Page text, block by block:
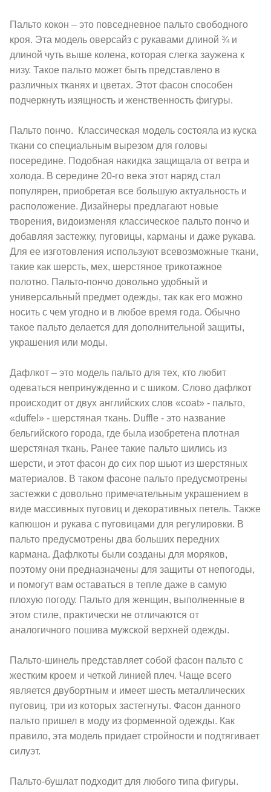
Пальто кокон – это повседневное пальто свободного
кроя. Эта модель оверсайз с рукавами длиной ¾ и
длиной чуть выше колена, которая слегка заужена к
низу. Такое пальто может быть представлено в
различных тканях и цветах. Этот фасон способен
подчеркнуть изящность и женственность фигуры.
Пальто пончо. Классическая модель состояла из куска
ткани со специальным вырезом для головы
посередине. Подобная накидка защищала от ветра и
холода. В середине 20-го века этот наряд стал
популярен, приобретая все большую актуальность и
расположение. Дизайнеры предлагают новые
творения, видоизменяя классическое пальто пончо и
добавляя застежку, пуговицы, карманы и даже рукава.
Для ее изготовления используют всевозможные ткани,
такие как шерсть, мех, шерстяное трикотажное
полотно. Пальто-пончо довольно удобный и
универсальный предмет одежды, так как его можно
носить с чем угодно и в любое время года. Обычно
такое пальто делается для дополнительной защиты,
украшения или моды.
Дафлкот – это модель пальто для тех, кто любит
одеваться непринужденно и с шиком. Слово дафлкот
происходит от двух английских слов «coat» - пальто,
«duffel» - шерстяная ткань. Duffle - это название
бельгийского города, где была изобретена плотная
шерстяная ткань. Ранее такие пальто шились из
шерсти, и этот фасон до сих пор шьют из шерстяных
материалов. В таком фасоне пальто предусмотрены
застежки с довольно примечательным украшением в
виде массивных пуговиц и декоративных петель. Также
капюшон и рукава с пуговицами для регулировки. В
пальто предусмотрены два больших передних
кармана. Дафлкоты были созданы для моряков,
поэтому они предназначены для защиты от непогоды,
и помогут вам оставаться в тепле даже в самую
плохую погоду. Пальто для женщин, выполненные в
этом стиле, практически не отличаются от
аналогичного пошива мужской верхней одежды.
Пальто-шинель представляет собой фасон пальто с
жестким кроем и четкой линией плеч. Чаще всего
является двубортным и имеет шесть металлических
пуговиц, три из которых застегнуты. Фасон данного
пальто пришел в моду из форменной одежды. Как
правило, эта модель придает стройности и подтягивает
силуэт.
Пальто-бушлат подходит для любого типа фигуры.